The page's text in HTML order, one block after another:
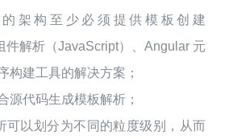
的架构至少必须提供模板创建
件解析（JavaScript）、Angular 元
构建工具的解决方案；
源代码生成模板解析；
可以划分为不同的粒度级别，从而